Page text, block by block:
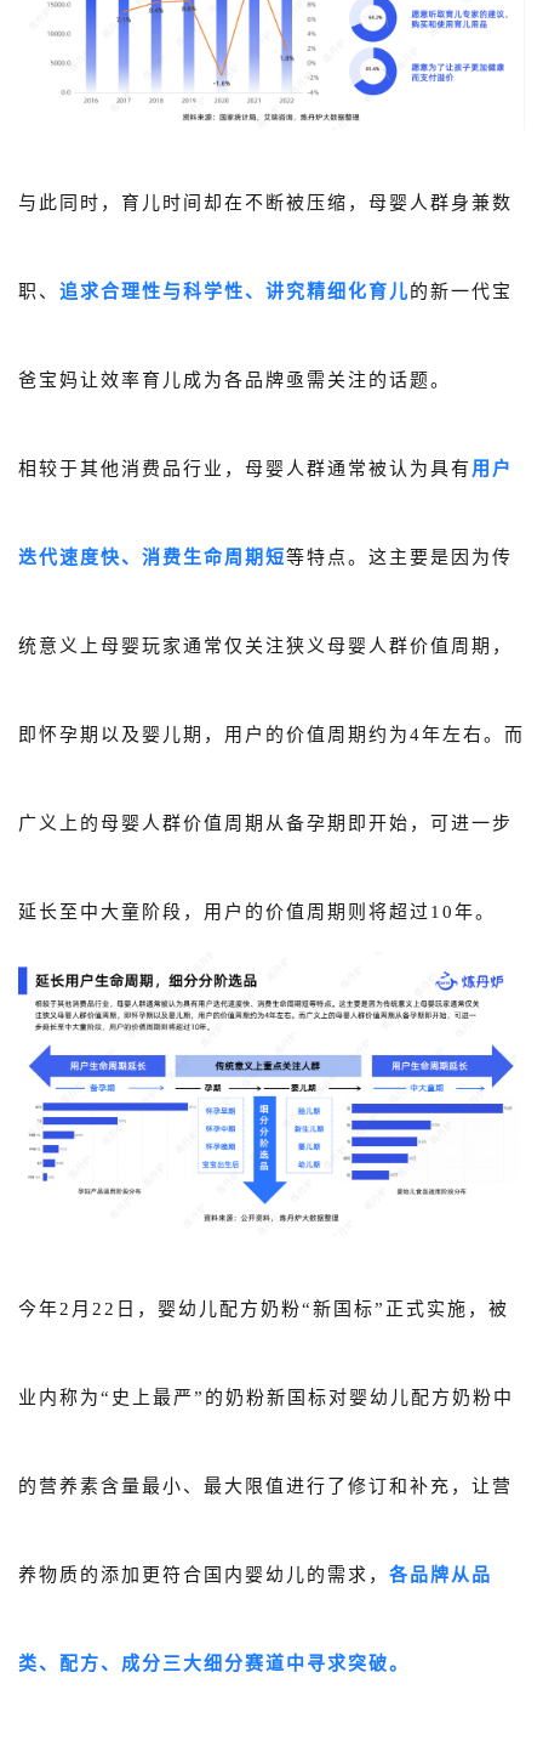
与此同时，育儿时间却在不断被压缩，母婴人群身兼数
职、 追求合理性与科学性、讲究精细化育儿的新一代宝
爸宝妈让效率育儿成为各品牌亟需关注的话题。
相较于其他消费品行业，母婴人群通常被认为具有 用户
迭代速度快、消费生命周期短等特点。这主要是因为传
统意义上母婴玩家通常仅关注狭义母婴人群价值周期，
即怀孕期以及婴儿期，用户的价值周期约为4年左右。而
广义上的母婴人群价值周期从备孕期即开始，可进一步
延长至中大童阶段，用户的价值周期则将超过10年。
今年2月22日，婴幼儿配方奶粉“新国标”正式实施，被
业内称为“史上最严”的奶粉新国标对婴幼儿配方奶粉中
的营养素含量最小、最大限值进行了修订和补充，让营
养物质的添加更符合国内婴幼儿的需求， 各品牌从品
类、配方、成分三大细分赛道中寻求突破。